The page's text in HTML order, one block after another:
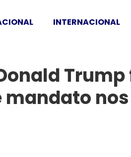
INTERNACIONAL
nos